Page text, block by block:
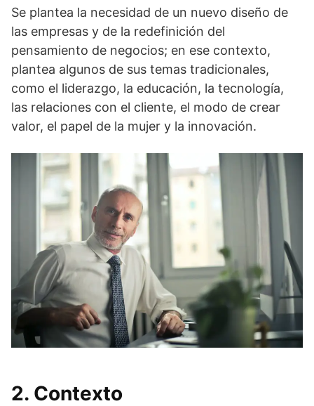
Se plantea la necesidad de un nuevo diseño de
las empresas y de la redefinición del
pensamiento de negocios; en ese contexto,
plantea algunos de sus temas tradicionales,
como el liderazgo, la educación, la tecnología,
las relaciones con el cliente, el modo de crear
valor, el papel de la mujer y la innovación.
2. Contexto